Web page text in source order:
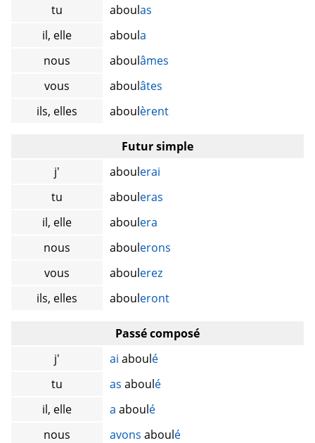
tu
aboulas
il, elle
aboula
nous
aboulâmes
vous
aboulâtes
ils, elles
aboulèrent
Futur simple
j'
aboulerai
tu
abouleras
il, elle
aboulera
nous
aboulerons
vous
aboulerez
ils, elles
abouleront
Passé composé
j'
ai aboulé
tu
as aboulé
il, elle
a aboulé
nous
avons aboulé